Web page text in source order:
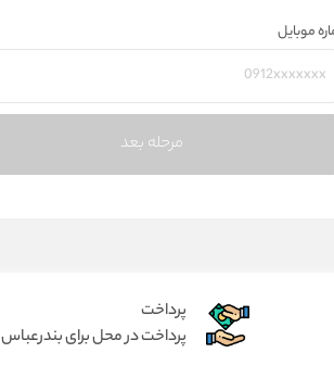
موبایل
مرحله بعد
پرداخت
پرداخت در محل برای بندرعباس